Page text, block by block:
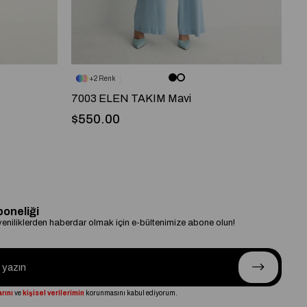
2
7003 ELEN TAKIM Mavi
$550.00
haberdar olmak için e-bültenimize abone olun!
ve kişisel verilerimin korunmasını kabul ediyorum.